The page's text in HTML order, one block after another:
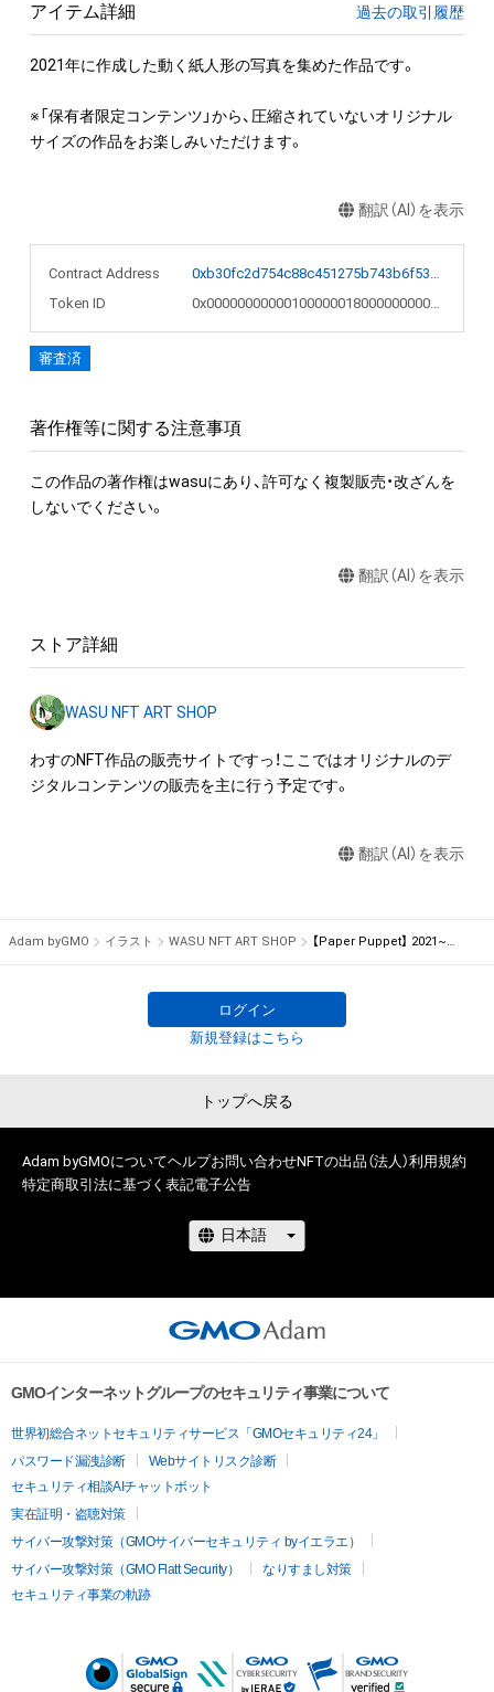
アイテム詳細 過去の取引履歴
2021年に作成した動く紙人形の写真を集めた作品です。
※「保有者限定コンテンツ」から、圧縮されていないオリジナル
サイズの作品をお楽しみいただけます。
翻訳（AI）を表示
Contract Address
0xb30fc2d754c88c451275b743b6f530f19f643683
Token ID
0x00000000000100000018000000000436
審査済
著作権等に関する注意事項
この作品の著作権はwasuにあり、許可なく複製販売・改ざんを
しないでください。
翻訳（AI）を表示
ストア詳細
WASU NFT ART SHOP
わすのNFT作品の販売サイトですっ！ここではオリジナルのデ
翻訳（AI）を表示
Adam byGMO イラスト WASU NFT ART SHOP 【Paper Puppet】 2021~My Works!
ログイン
新規登録はこちら
トップへ戻る
Adam byGMOについてヘルプお問い合わせNFTの出品（法人）利用規約
特定商取引法に基づく表記電子公告
GMOインターネットグループのセキュリティ事業について
世界初総合ネットセキュリティサービス「GMOセキュリティ24」
パスワード漏洩診断
Webサイトリスク診断
セキュリティ相談AIチャットボット
実在証明・盗聴対策
サイバー攻撃対策（GMOサイバーセキュリティ byイエラエ）
サイバー攻撃対策（GMO Flatt Security）
なりすまし対策
セキュリティ事業の軌跡